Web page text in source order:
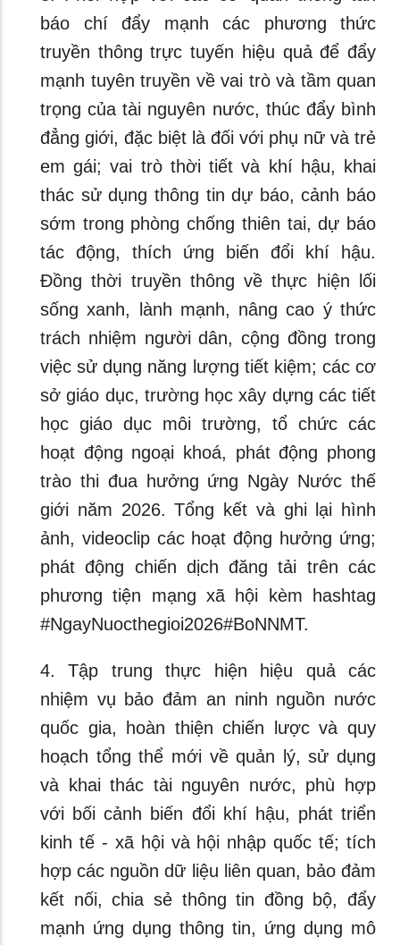
báo chí đẩy mạnh các phương thức
truyền thông trực tuyến hiệu quả để đẩy
mạnh tuyên truyền về vai trò và tầm quan
trọng của tài nguyên nước, thúc đẩy bình
đẳng giới, đặc biệt là đối với phụ nữ và trẻ
em gái; vai trò thời tiết và khí hậu, khai
thác sử dụng thông tin dự báo, cảnh báo
sớm trong phòng chống thiên tai, dự báo
tác động, thích ứng biến đổi khí hậu.
Đồng thời truyền thông về thực hiện lối
sống xanh, lành mạnh, nâng cao ý thức
trách nhiệm người dân, cộng đồng trong
việc sử dụng năng lượng tiết kiệm; các cơ
sở giáo dục, trường học xây dựng các tiết
học giáo dục môi trường, tổ chức các
hoạt động ngoại khoá, phát động phong
trào thi đua hưởng ứng Ngày Nước thế
giới năm 2026. Tổng kết và ghi lại hình
ảnh, videoclip các hoạt động hưởng ứng;
phát động chiến dịch đăng tải trên các
phương tiện mạng xã hội kèm hashtag
#NgayNuocthegioi2026#BoNNMT.
4. Tập trung thực hiện hiệu quả các
nhiệm vụ bảo đảm an ninh nguồn nước
quốc gia, hoàn thiện chiến lược và quy
hoạch tổng thể mới về quản lý, sử dụng
và khai thác tài nguyên nước, phù hợp
với bối cảnh biến đổi khí hậu, phát triển
kinh tế - xã hội và hội nhập quốc tế; tích
hợp các nguồn dữ liệu liên quan, bảo đảm
kết nối, chia sẻ thông tin đồng bộ, đẩy
mạnh ứng dụng thông tin, ứng dụng mô